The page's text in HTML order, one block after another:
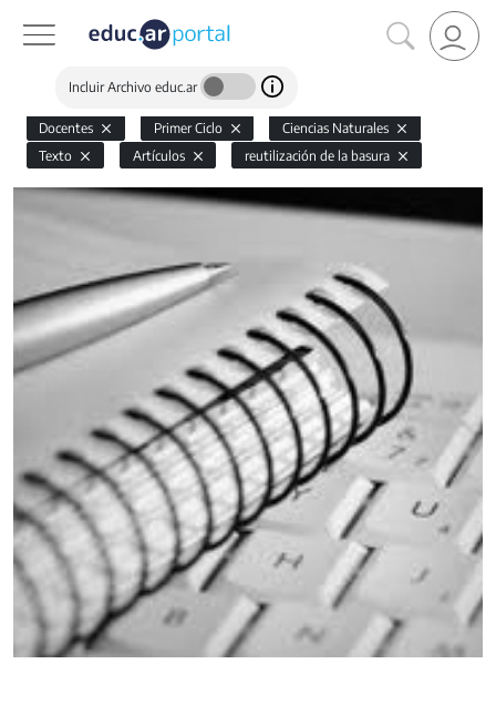
Incluir Archivo educ.ar
Docentes Primer Ciclo
Ciencias Naturales
Texto
Artículos reutilización de la basura